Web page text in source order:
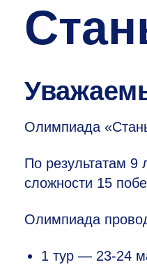
Олимпиада
По результатам 9
сложности 15
Олимпиада
1 тур — 23-24